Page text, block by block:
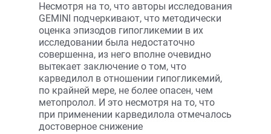
Несмотря на то, что авторы исследования
GEMINI подчеркивают, что методически
оценка эпизодов гипогликемии в их
исследовании была недостаточно
совершенна, из него вполне очевидно
вытекает заключение о том, что
карведилол в отношении гипогликемий,
по крайней мере, не более опасен, чем
метопролол. И это несмотря на то, что
при применении карведилола отмечалось
достоверное снижение